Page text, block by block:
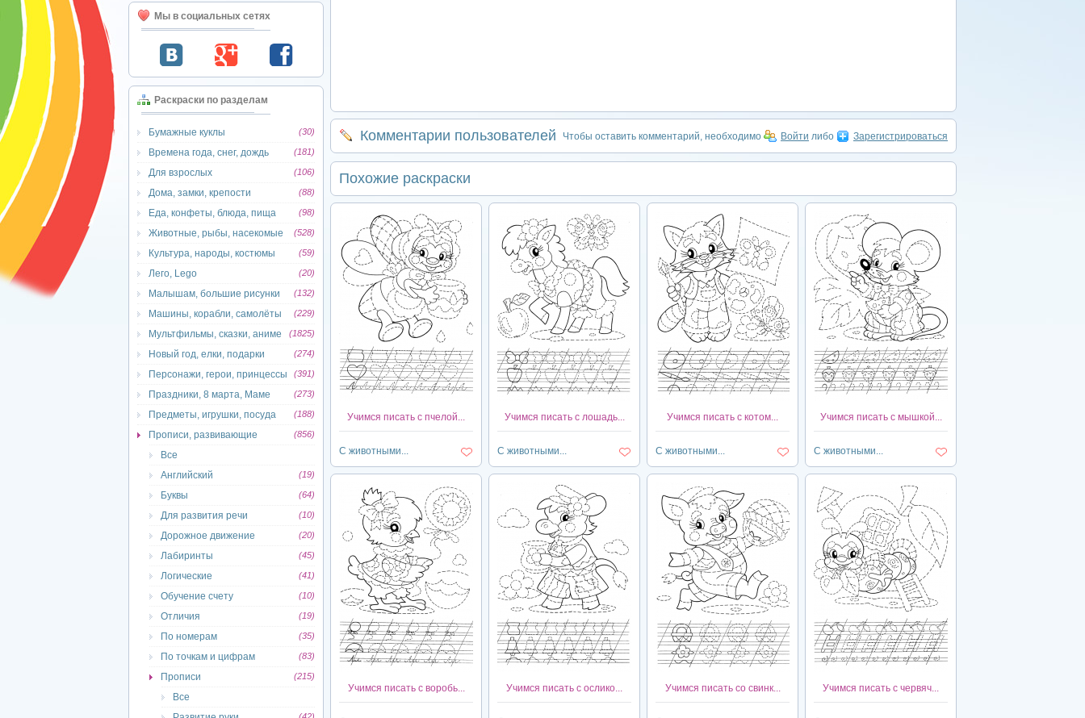
Мы в социальных сетях
Раскраски по разделам
Бумажные куклы (30)
Времена года, снег, дождь (181)
Для взрослых (106)
Дома, замки, крепости (88)
Еда, конфеты, блюда, пища (98)
Животные, рыбы, насекомые (528)
Культура, народы, костюмы (59)
Лего, Lego (20)
Малышам, большие рисунки (132)
Машины, корабли, самолёты (229)
Мультфильмы, сказки, аниме (1825)
Новый год, елки, подарки (274)
Персонажи, герои, принцессы (391)
Праздники, 8 марта, Маме (273)
Предметы, игрушки, посуда (188)
Прописи, развивающие (856)
Все
Английский
(19)
Буквы (64)
Для развития речи (10)
Дорожное движение (20)
Лабиринты (45)
Логические (41)
Обучение счету (10)
Отличия (19)
По номерам (35)
По точкам и цифрам (83)
Прописи (215)
Все
Комментарии пользователей Чтобы оставить комментарий, необходимо Войти либо Зарегистрироваться
Похожие раскраски
Учимся писать с пчелой...
С животными...
Учимся писать с лошадь...
С животными...
Учимся писать с котом...
С животными...
Учимся писать с мышкой...
С животными...
Учимся писать с воробь... Учимся писать с ослико... Учимся писать со свинк... Учимся писать с червяч...